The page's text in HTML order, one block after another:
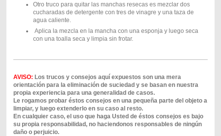
Otro truco para quitar las manchas resecas es mezclar dos
cucharadas de detergente con tres de vinagre y una taza de
agua caliente.
Aplica la mezcla en la mancha con una esponja y luego seca
con una toalla seca y limpia sin frotar.
AVISO: Los trucos y consejos aquí expuestos son una mera
orientación para la eliminación de suciedad y se basan en nuestra
propia experiencia para una generalidad de casos.
Le rogamos probar éstos consejos en una pequeña parte del objeto a
limpiar, y luego extenderlo en su caso al resto.
En cualquier caso, el uso que haga Usted de éstos consejos es bajo
su propia responsabilidad, no haciendonos responsables de ningún
daño o perjuicio.